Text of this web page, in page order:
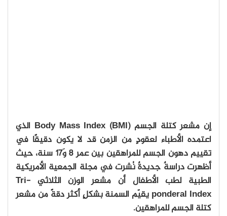
إن مشعر كتلة الجسم (Body Mass Index (BMI الذي
اعتمده الأطباء لعقودٍ من الزمن قد لا يكون دقيقًا في
تقييم دهون الجسم للمراهقين بين عمر 8 وَ17 سنة، حيث
أظهرت دراسةٌ جديدةٌ نُشرت في مجلة الجمعية الأمريكية
الطبية لطب الأطفال أن مشعر الوزن الثلاثي Tri-
ponderal Index يقيّم السمنة بشكلٍ أكثر دقةً من مشعر
كتلة الجسم للمراهقين.